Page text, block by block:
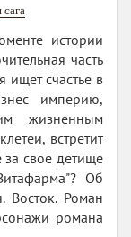
сага
истории
часть
ищет счастье в
империю,
жизненным
встретит
свое детище
Об
Восток. Роман
романа